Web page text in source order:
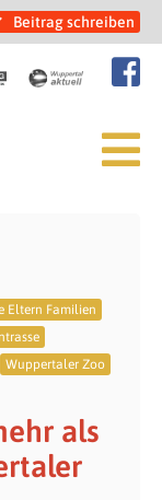
Beitrag schreiben
Eltern Familien
Wuppertaler Zoo
als